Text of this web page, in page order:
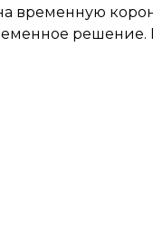
временную
решение.